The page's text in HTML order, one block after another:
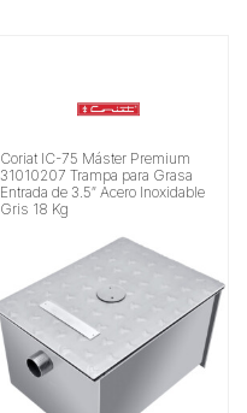
Coriat IC-75 Máster Premium
31010207 Trampa para Grasa
Entrada de 3.5″ Acero Inoxidable
Gris 18 Kg